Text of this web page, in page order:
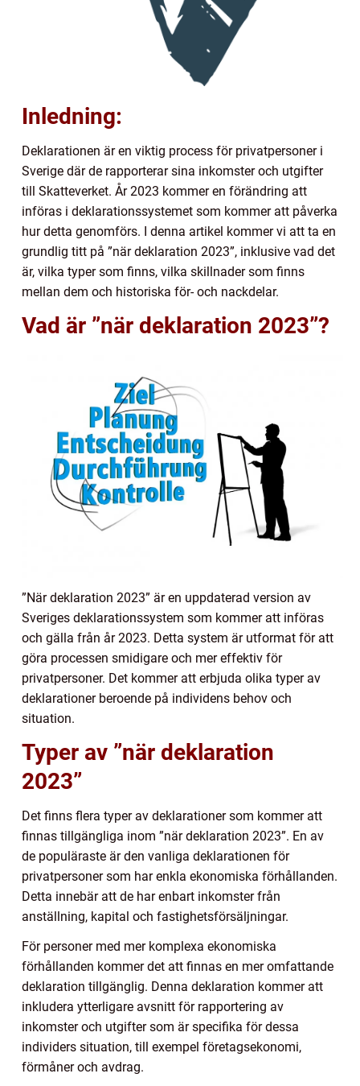
Inledning:
Deklarationen är en viktig process för privatpersoner i
Sverige där de rapporterar sina inkomster och utgifter
till Skatteverket. År 2023 kommer en förändring att
införas i deklarationssystemet som kommer att påverka
hur detta genomförs. I denna artikel kommer vi att ta en
grundlig titt på ”när deklaration 2023”, inklusive vad det
är, vilka typer som finns, vilka skillnader som finns
mellan dem och historiska för- och nackdelar.
Vad är ”när deklaration 2023”?
”När deklaration 2023” är en uppdaterad version av
Sveriges deklarationssystem som kommer att införas
och gälla från år 2023. Detta system är utformat för att
göra processen smidigare och mer effektiv för
privatpersoner. Det kommer att erbjuda olika typer av
deklarationer beroende på individens behov och
situation.
Typer av ”när deklaration
2023”
Det finns flera typer av deklarationer som kommer att
finnas tillgängliga inom ”när deklaration 2023”. En av
de populäraste är den vanliga deklarationen för
privatpersoner som har enkla ekonomiska förhållanden.
Detta innebär att de har enbart inkomster från
anställning, kapital och fastighetsförsäljningar.
För personer med mer komplexa ekonomiska
förhållanden kommer det att finnas en mer omfattande
deklaration tillgänglig. Denna deklaration kommer att
inkludera ytterligare avsnitt för rapportering av
inkomster och utgifter som är specifika för dessa
individers situation, till exempel företagsekonomi,
förmåner och avdrag.